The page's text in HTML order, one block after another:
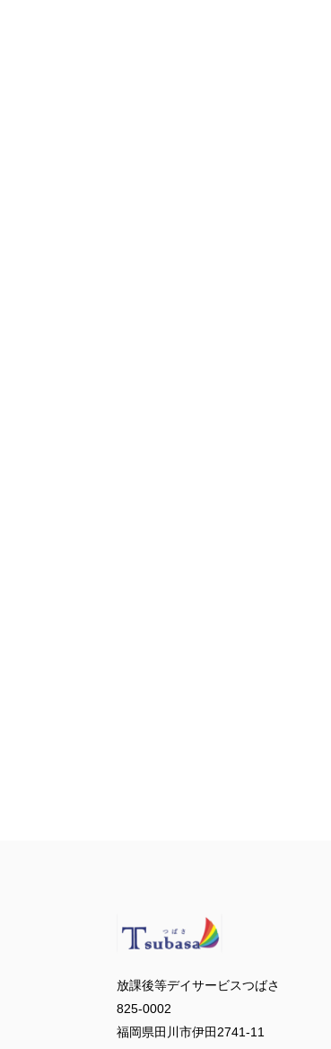
放課後等デイサービスつばさ
825-0002
福岡県田川市伊田2741-11